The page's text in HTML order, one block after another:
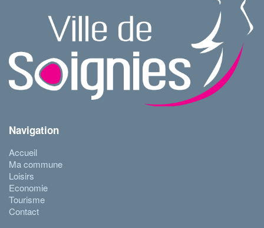
Navigation
Accueil
Ma commune
Loisirs
Economie
Tourisme
Contact